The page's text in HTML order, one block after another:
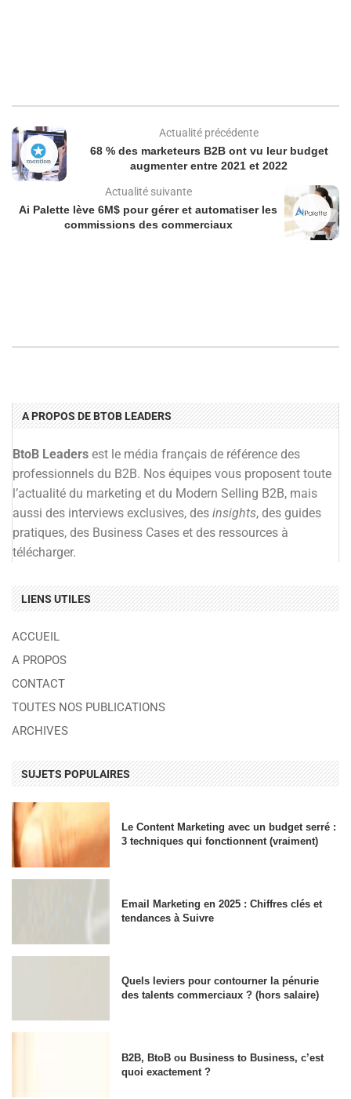
Actualité précédente
68 % des marketeurs B2B ont vu leur budget
augmenter entre 2021 et 2022
Actualité suivante
Ai Palette lève 6M$ pour gérer et automatiser les
commissions des commerciaux
A PROPOS DE BTOB LEADERS
BtoB Leaders est le média français de référence des
professionnels du B2B. Nos équipes vous proposent toute
l’actualité du marketing et du Modern Selling B2B, mais
aussi des interviews exclusives, des insights, des guides
pratiques, des Business Cases et des ressources à
télécharger.
LIENS UTILES
ACCUEIL
A PROPOS
CONTACT
TOUTES NOS PUBLICATIONS
ARCHIVES
SUJETS POPULAIRES
Le Content Marketing avec un budget serré :
3 techniques qui fonctionnent (vraiment)
Email Marketing en 2025 : Chiffres clés et
tendances à Suivre
Quels leviers pour contourner la pénurie
des talents commerciaux ? (hors salaire)
B2B, BtoB ou Business to Business, c’est
quoi exactement ?